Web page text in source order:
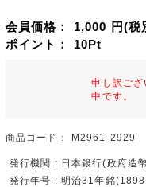
会員価格： 1,000 円(税
ポイント： 10Pt
申し訳ご
中です。
商品コード： M2961-2929
発行機関 : 日本銀行(政府造
発行年号 : 明治31年銘